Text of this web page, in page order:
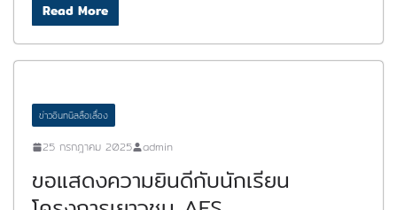
Read More
ข่าวอินทนิลลือเลื่อง
25 กรกฎาคม 2025 admin
ขอแสดงความยินดีกับนักเรียน